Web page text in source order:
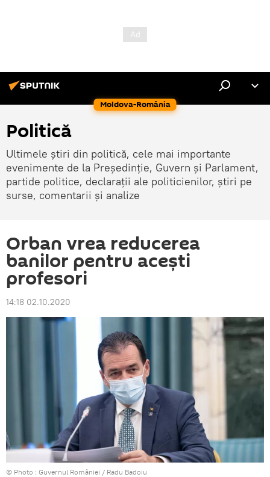
Moldova-România
Politică
Ultimele știri din politică, cele mai importante
evenimente de la Președinție, Guvern și Parlament,
partide politice, declarații ale politicienilor, știri pe
surse, comentarii și analize
Orban vrea reducerea
banilor pentru acești
profesori
14:18 02.10.2020
© Photo : Guvernul României / Radu Badoiu